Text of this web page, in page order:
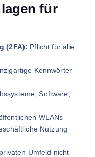
für
(2FA): Pflicht für alle
Kennwörter –
Software,
WLANs
Nutzung
Umfeld nicht